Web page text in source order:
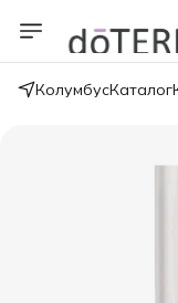
КолумбусКаталог